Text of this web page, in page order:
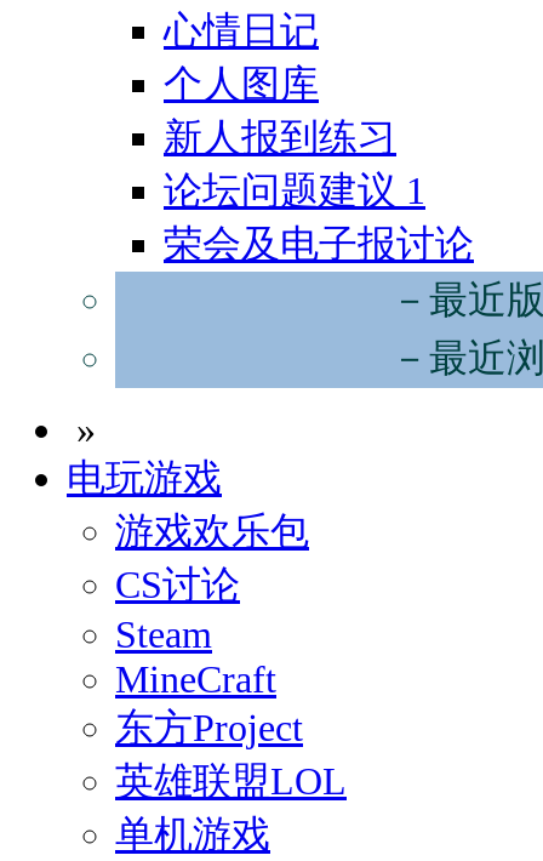
心情日记
个人图库
新人报到练习
论坛问题建议 1
荣会及电子报讨论
－最近
－最近
»
电玩游戏
游戏欢乐包
CS讨论
Steam
MineCraft
东方Project
英雄联盟LOL
单机游戏